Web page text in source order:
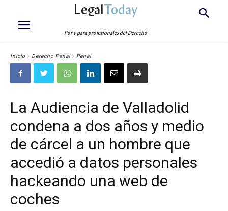
LegalToday
Por y para profesionales del Derecho
Inicio Derecho Penal Penal
La Audiencia de Valladolid
condena a dos años y medio
de cárcel a un hombre que
accedió a datos personales
hackeando una web de
coches